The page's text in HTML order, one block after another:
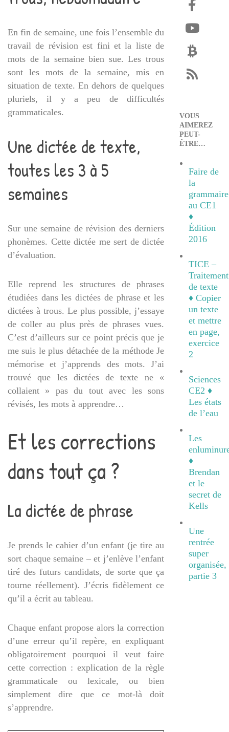
En fin de semaine, une fois l’ensemble du
travail de révision est fini et la liste de
mots de la semaine bien sue. Les trous
sont les mots de la semaine, mis en
situation de texte. En dehors de quelques
pluriels, il y a peu de difficultés
grammaticales.
Une dictée de texte,
toutes les 3 à 5
semaines
Sur une semaine de révision des derniers
phonèmes. Cette dictée me sert de dictée
d’évaluation.
Elle reprend les structures de phrases
étudiées dans les dictées de phrase et les
dictées à trous. Le plus possible, j’essaye
de coller au plus près de phrases vues.
C’est d’ailleurs sur ce point précis que je
me suis le plus détachée de la méthode Je
mémorise et j’apprends des mots. J’ai
trouvé que les dictées de texte ne «
collaient » pas du tout avec les sons
révisés, les mots à apprendre…
Et les corrections
dans tout ça ?
La dictée de phrase
Je prends le cahier d’un enfant (je tire au
sort chaque semaine – et j’enlève l’enfant
tiré des futurs candidats, de sorte que ça
tourne réellement). J’écris fidèlement ce
qu’il a écrit au tableau.
Chaque enfant propose alors la correction
d’une erreur qu’il repère, en expliquant
obligatoirement pourquoi il veut faire
cette correction : explication de la règle
grammaticale ou lexicale, ou bien
simplement dire que ce mot-là doit
s’apprendre.
VOUS
AIMEREZ
PEUT-
ÊTRE…
Faire de
la
grammaire
au CE1
♦
Édition
2016
TICE –
Traitement
de texte
♦ Copier
un texte
et mettre
en page,
exercice
2
Sciences
CE2 ♦
Les états
de l’eau
Les
♦
Brendan
et le
secret de
Kells
Une
rentrée
super
organisée,
partie 3